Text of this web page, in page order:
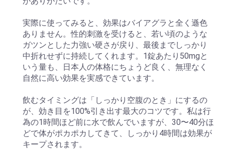
実際に使ってみると、効果はバイアグラと全く遜色
ありません。性的刺激を受けると、若い頃のような
ガツンとした力強い硬さが戻り、最後までしっかり
中折れせずに持続してくれます。1錠あたり50mgと
いう量も、日本人の体格にちょうど良く、無理なく
自然に高い効果を実感できています。
飲むタイミングは「しっかり空腹のとき」にするの
が、効き目を100%引き出す最大のコツです。私は行
為の1時間ほど前に水で飲んでいますが、30〜40分ほ
どで体がポカポカしてきて、しっかり4時間は効果が
キープされます。